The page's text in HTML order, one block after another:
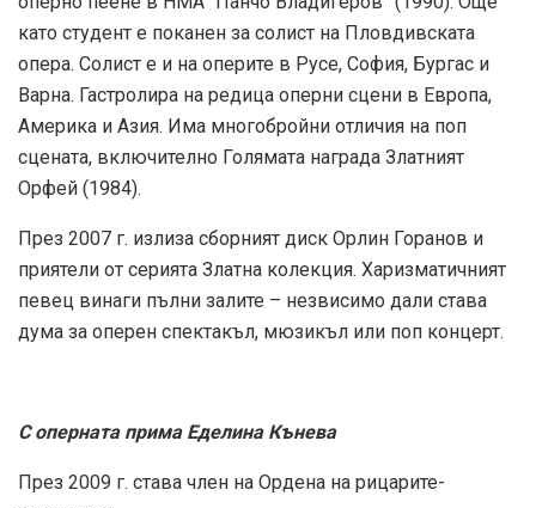
като студент е поканен за солист на Пловдивската
опера. Солист е и на оперите в Русе, София, Бургас и
Варна. Гастролира на редица оперни сцени в Европа,
Америка и Азия. Има многобройни отличия на поп
сцената, включително Голямата награда Златният
Орфей (1984).
През 2007 г. излиза сборният диск Орлин Горанов и
приятели от серията Златна колекция. Харизматичният
певец винаги пълни залите – незвисимо дали става
дума за оперен спектакъл, мюзикъл или поп концерт.
С оперната прима Еделина Кънева
През 2009 г. става член на Ордена на рицарите-